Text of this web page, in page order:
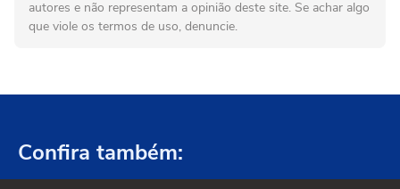
autores e não representam a opinião deste site. Se achar algo
que viole os termos de uso, denuncie.
Confira também: